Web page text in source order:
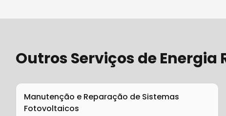
Outros Serviços deEnergia
Manutenção e Reparação de Sistemas
Fotovoltaicos